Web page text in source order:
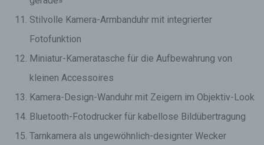
Stilvolle Kamera-Armbanduhr mit integrierter
Fotofunktion
Miniatur-Kameratasche für die Aufbewahrung von
kleinen Accessoires
Kamera-Design-Wanduhr mit Zeigern im Objektiv-Look
Bluetooth-Fotodrucker für kabellose Bildübertragung
Tarnkamera als ungewöhnlich-designter Wecker